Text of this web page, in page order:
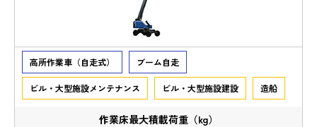
高所作業車（自走式） ブーム自走
ビル・大型施設メンテナンス ビル・大型施設建設 造船